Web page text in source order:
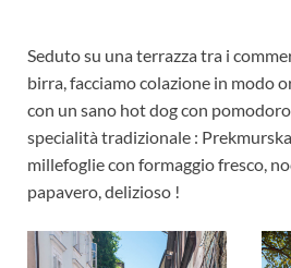
Seduto su una terrazza tra i
birra, facciamo colazione in modo
con un sano hot dog con
specialità tradizionale :
millefoglie con formaggio fresco,
papavero, delizioso !